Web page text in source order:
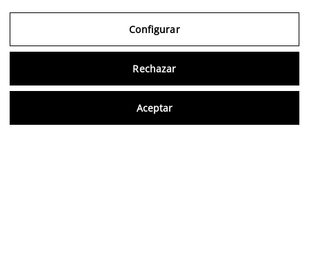
Configurar
Rechazar
Aceptar